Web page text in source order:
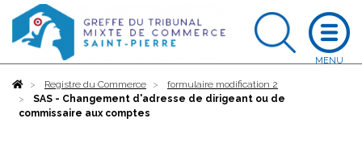
AccueilRegistre du Commerce
formulaire modification 2
SAS - Changement d'adresse de dirigeant ou de
commissaire aux comptes